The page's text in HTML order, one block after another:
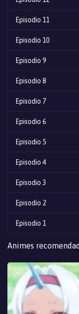
Episodio 11
Episodio 10
Episodio 9
Episodio 8
Episodio 7
Episodio 6
Episodio 5
Episodio 4
Episodio 3
Episodio 2
Episodio 1
Animes